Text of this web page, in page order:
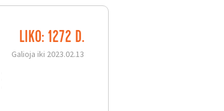
LIKO: 1272 D.
Galioja iki 2023.02.13